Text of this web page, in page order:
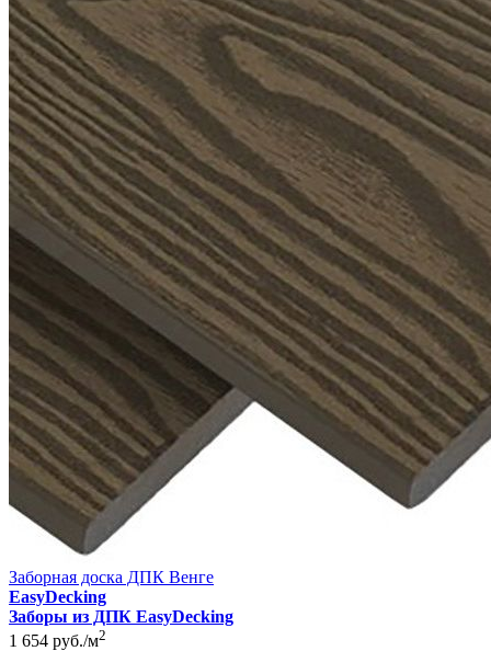
Заборная доска ДПК Венге
EasyDecking
Заборы из ДПК EasyDecking
1 654 руб./м2